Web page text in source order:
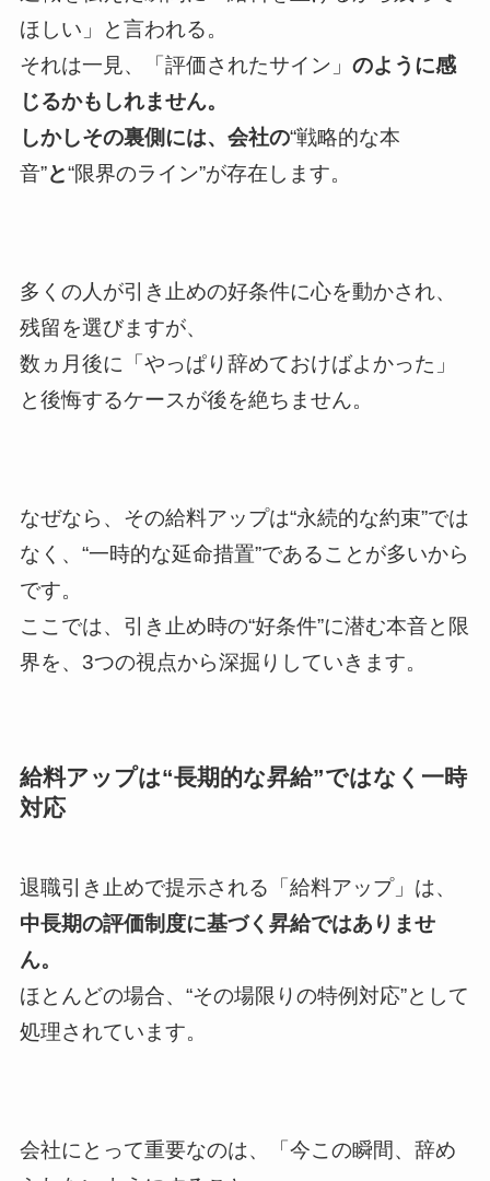
ほしい」と言われる。
それは一見、「評価されたサイン」 のように感
じるかもしれません。
しかしその裏側には、会社の“戦略的な本
音”と“限界のライン”が存在します。
多くの人が引き止めの好条件に心を動かされ、
残留を選びますが、
数ヵ月後に「やっぱり辞めておけばよかった」
と後悔するケースが後を絶ちません。
なぜなら、その給料アップは“永続的な約束”では
なく、“一時的な延命措置”であることが多いから
です。
ここでは、引き止め時の“好条件”に潜む本音と限
界を、3つの視点から深掘りしていきます。
給料アップは“長期的な昇給”ではなく一時
対応
退職引き止めで提示される「給料アップ」は、
中長期の評価制度に基づく昇給ではありませ
ん。
ほとんどの場合、“その場限りの特例対応”として
処理されています。
会社にとって重要なのは、「今この瞬間、辞め